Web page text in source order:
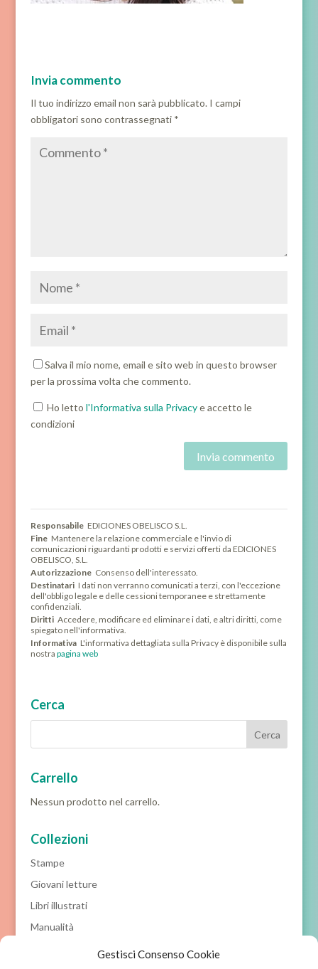
Gestisci Consenso Cookie
Invia commento
Il tuo indirizzo email non sarà pubblicato. I campi
obbligatori sono contrassegnati *
Salva il mio nome, email e sito web in questo browser
per la prossima volta che commento.
Ho letto l'Informativa sulla Privacye accetto le
condizioni
Responsabile EDICIONES OBELISCO S.L.
Fine Mantenere la relazione commerciale e l'invio di
comunicazioni riguardanti prodotti e servizi offerti da EDICIONES
OBELISCO, S.L.
Autorizzazione Consenso dell'interessato.
Destinatari I dati non verranno comunicati a terzi, con l'eccezione
dell'obbligo legale e delle cessioni temporanee e strettamente
confidenziali.
Diritti Accedere, modificare ed eliminare i dati, e altri diritti, come
spiegato nell'informativa.
Informativa L'informativa dettagliata sulla Privacy è disponibile sulla
nostra pagina web
Cerca
Carrello
Nessun prodotto nel carrello.
Collezioni
Stampe
Giovani letture
Libri illustrati
Manualità